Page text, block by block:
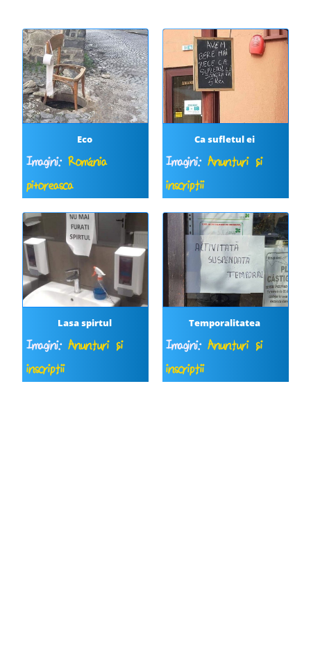
Eco
Imagini: România
pitorească
Ca sufletul ei
Imagini:Anunțuri și
inscripții
Lasa spirtul
Imagini: Anunțuri și
inscripții
Temporalitatea
Imagini:Anunțuri și
inscripții